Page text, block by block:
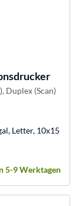
Duplex (Scan)
Letter, 10x15
5-9 Werktagen